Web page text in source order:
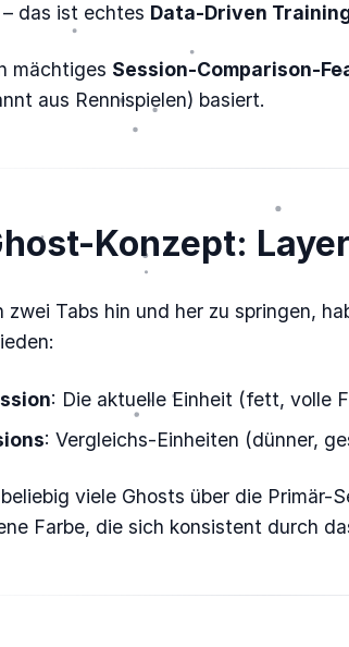
das ist echtes Data-Driven
mächtiges Session-Comparison-
aus Rennispielen) basiert.
Konzept:
Tabs hin und her zu springen,
: Die aktuelle Einheit (fett, volle
: Vergleichs-Einheiten (dünner,
viele Ghosts über die Primär-
Farbe, die sich konsistent durch